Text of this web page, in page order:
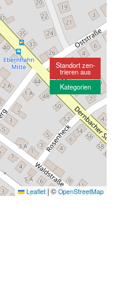
Leaflet | © OpenStreetMap
Standort zen-
trieren aus
Kategorien